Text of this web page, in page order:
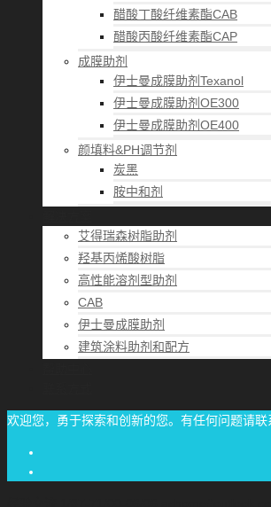
醋酸丁酸纤维素酯CAB
醋酸丙酸纤维素酯CAP
成膜助剂
伊士曼成膜助剂Texanol
伊士曼成膜助剂OE300
伊士曼成膜助剂OE400
颜填料&PH调节剂
炭黑
胺中和剂
艾得瑞森树脂助剂
羟基丙烯酸树脂
高性能溶剂型助剂
CAB
伊士曼成膜助剂
建筑涂料助剂和配方
欢迎您，勇于探索和创新的您。有任何问题请联